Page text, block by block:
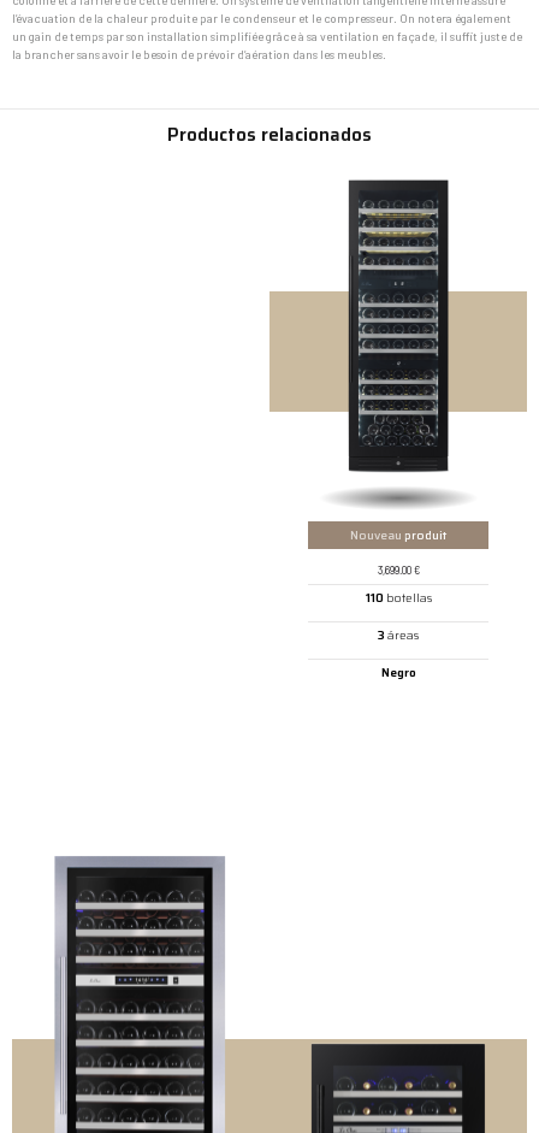
l’évacuation de la chaleur produite par le condenseur et le compresseur. On notera également
un gain de temps par son installation simplifiée grâce à sa ventilation en façade, il suffit juste de
la brancher sans avoir le besoin de prévoir d’aération dans les meubles.
Productos relacionados
Nouveau produit
3,699.00€
110 botellas
3 áreas
Negro